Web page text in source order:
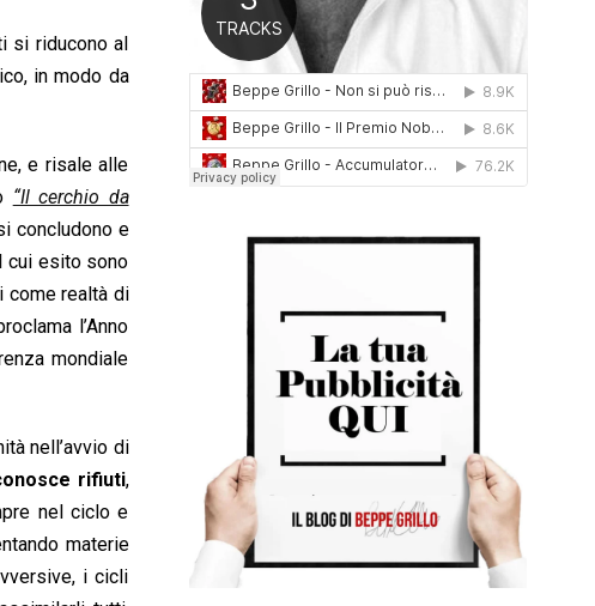
si riducono al
in modo da
e risale alle
“Il cerchio da
concludono e
cui esito sono
come realtà di
l’Anno
mondiale
nell’avvio di
rifiuti,
nel ciclo e
materie
i cicli